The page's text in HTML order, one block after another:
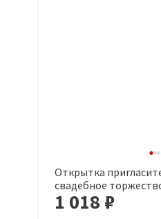
Открытка
свадебное
(10 штук в упаковке,
1 018 ₽